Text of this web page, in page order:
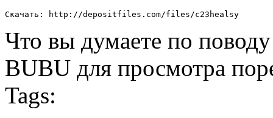
Скачать: http://depositfiles.com/files/c23healsy
Что вы думаете по
BUBU для просмотра
Tags: